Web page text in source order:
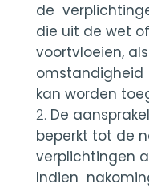
de
die uit de wet
voortvloeien,
omstandigheid
kan worden
De
beperkt tot de
verplichtingen
Indien